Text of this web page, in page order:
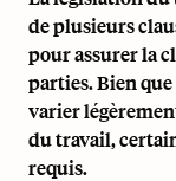
de plusieurs
pour assurer la
parties. Bien
varier
du travail,
requis.